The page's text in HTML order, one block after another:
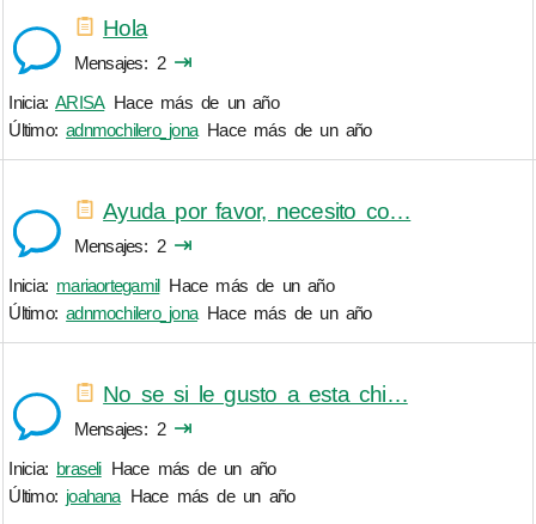
Hola
Mensajes 2 ⇥
Inicia:ARISA Hace más de un año
Último:adnmochilero_jona Hace más de un año
Ayuda por favor, necesito co…
Mensajes 2 ⇥
Inicia: mariaortegamil Hace más de un año
Último:adnmochilero_jona Hace más de un año
No se si le gusto a esta chi…
Mensajes 2 ⇥
Inicia: braseli Hace más de un año
Último: joahana Hace más de un año